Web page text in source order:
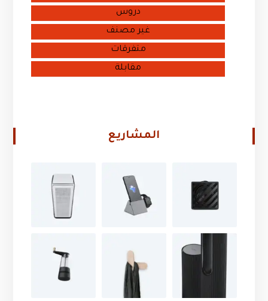
دروس
غير مصنف
متفرقات
مقابلة
المشاريع